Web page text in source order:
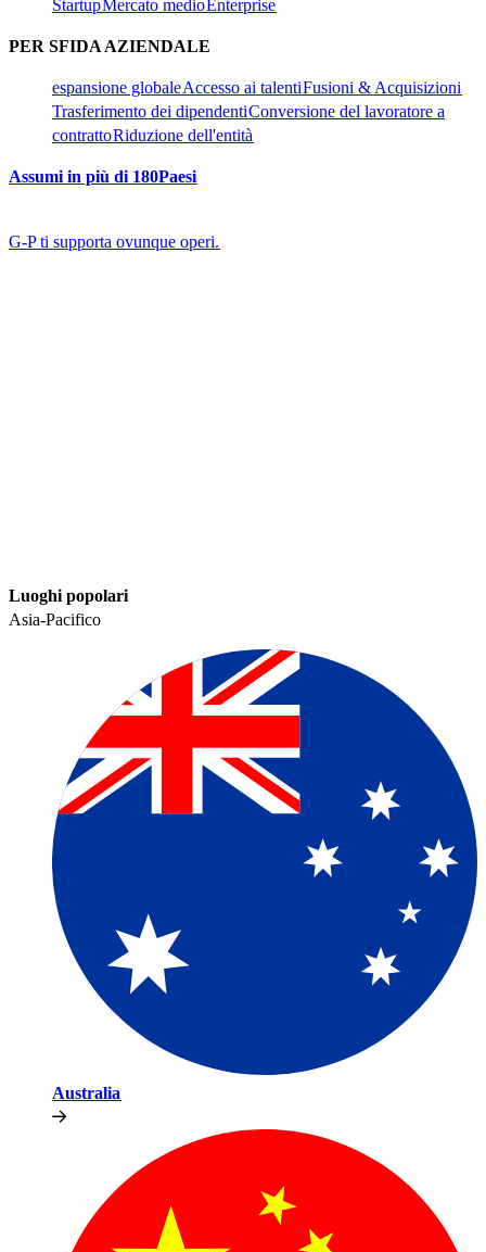
Startup​​Mercato medio​​ Enterprise​​
PER SFIDA AZIENDALE​​
espansione globale​​Accesso ai talenti​​Fusioni & Acquisizioni​​
Trasferimento dei dipendenti​​Conversione del lavoratore a
contratto​​Riduzione dell'entità​​
Assumi in più di 180Paesi​​
G-P ti supporta ovunque operi.​​
Luoghi popolari​​
Asia-Pacifico​​
Australia​​